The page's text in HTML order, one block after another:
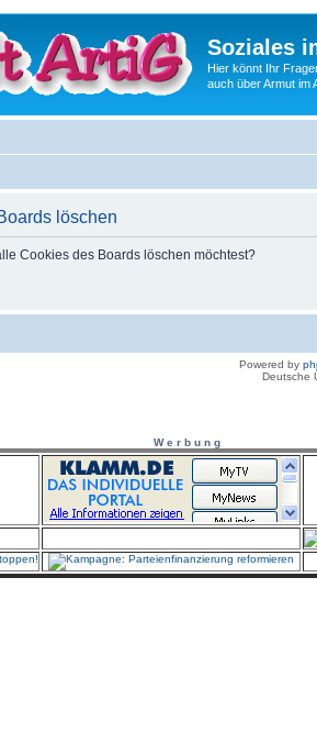
Soziales
Hier könnt Ihr
auch über Armut im
löschen
Cookies des Boards löschen möchtest?
Powered by
Deutsche
W e r b u n g